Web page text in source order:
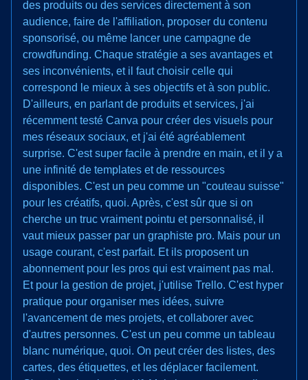
des produits ou des services directement à son
audience, faire de l'affiliation, proposer du contenu
sponsorisé, ou même lancer une campagne de
crowdfunding. Chaque stratégie a ses avantages et
ses inconvénients, et il faut choisir celle qui
correspond le mieux à ses objectifs et à son public.
D'ailleurs, en parlant de produits et services, j'ai
récemment testé Canva pour créer des visuels pour
mes réseaux sociaux, et j'ai été agréablement
surprise. C'est super facile à prendre en main, et il y a
une infinité de templates et de ressources
disponibles. C'est un peu comme un "couteau suisse"
pour les créatifs, quoi. Après, c'est sûr que si on
cherche un truc vraiment pointu et personnalisé, il
vaut mieux passer par un graphiste pro. Mais pour un
usage courant, c'est parfait. Et ils proposent un
abonnement pour les pros qui est vraiment pas mal.
Et pour la gestion de projet, j'utilise Trello. C'est hyper
pratique pour organiser mes idées, suivre
l'avancement de mes projets, et collaborer avec
d'autres personnes. C'est un peu comme un tableau
blanc numérique, quoi. On peut créer des listes, des
cartes, des étiquettes, et les déplacer facilement.